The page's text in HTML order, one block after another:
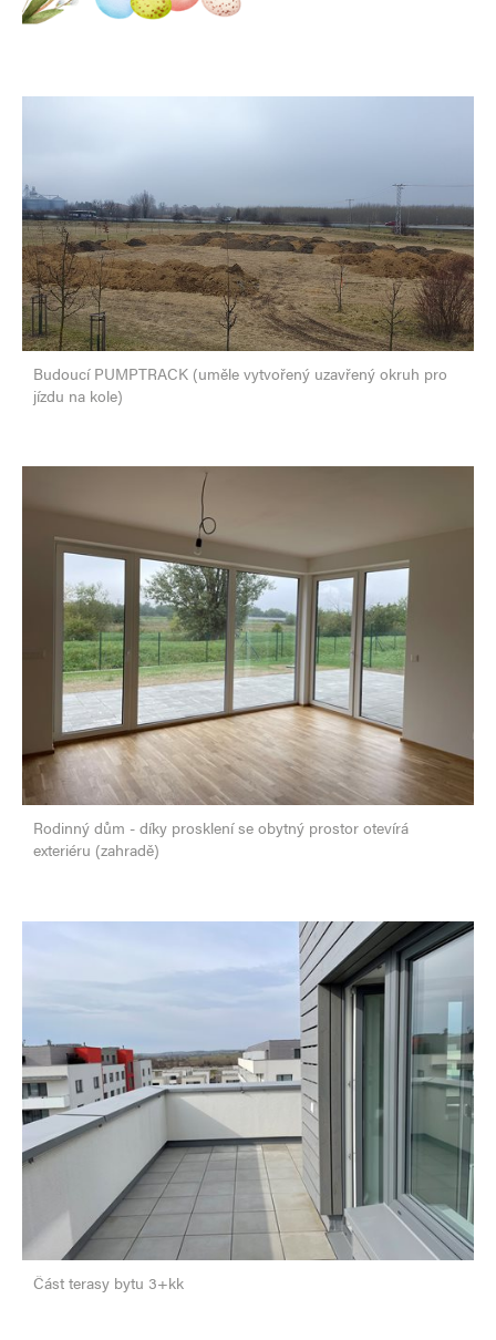
Budoucí PUMPTRACK (uměle vytvořený uzavřený okruh pro
jízdu na kole)
Rodinný dům - díky prosklení se obytný prostor otevírá
exteriéru (zahradě)
Část terasy bytu 3+kk